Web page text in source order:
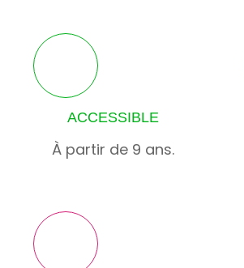
ACCESSIBLE
À partir de 9 ans.